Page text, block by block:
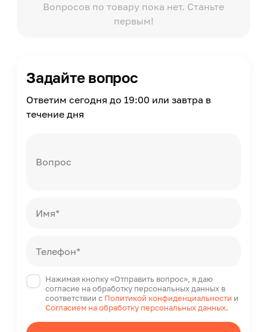
Вопросов по товару пока нет. Станьте
первым!
Задайте вопрос
Ответим сегодня до 19:00 или завтра в
течение дня
Вопрос
Имя*
Телефон*
Нажимая кнопку «Отправить вопрос», я даю
согласие на обработку персональных данных в
соответствии с Политикой конфиденциальности и
Согласием на обработку персональных данных.